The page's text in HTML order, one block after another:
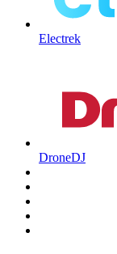
Electrek
DroneDJ